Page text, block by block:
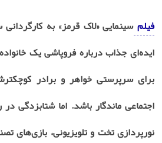
فیلمسینمایی «لاک قرمز» به
برای سرپرستی خواهر و برادر
اجتماعی ماندگار باشد. اما شتابزدگی
نورپردازی تخت و تلویزیونی، بازی‌های